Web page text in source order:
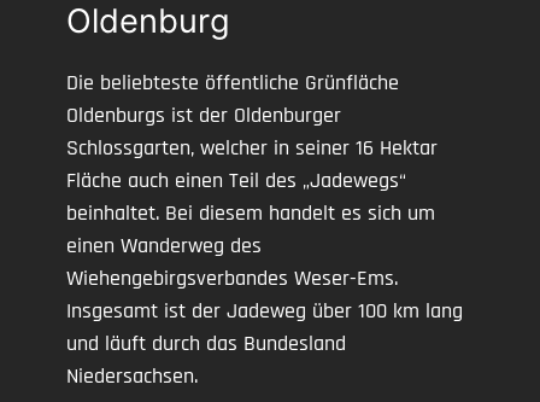
Oldenburg
Die beliebteste öffentliche Grünfläche
Oldenburgs ist der Oldenburger
Schlossgarten, welcher in seiner 16 Hektar
Fläche auch einen Teil des „Jadewegs“
beinhaltet. Bei diesem handelt es sich um
einen Wanderweg des
Wiehengebirgsverbandes Weser-Ems.
Insgesamt ist der Jadeweg über 100 km lang
und läuft durch das Bundesland
Niedersachsen.